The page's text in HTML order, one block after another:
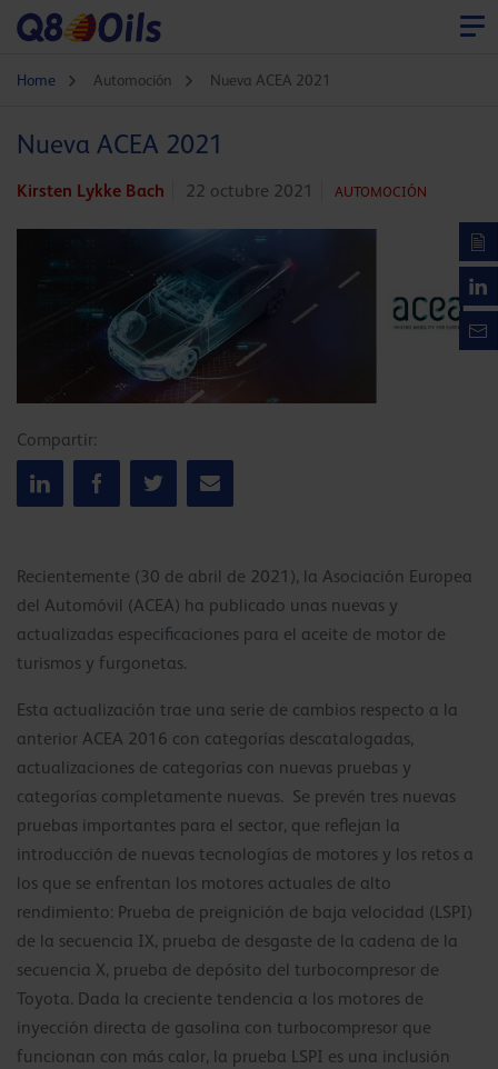
Home Automoción Nueva ACEA 2021
Nueva ACEA 2021
Kirsten Lykke Bach 22 octubre 2021 AUTOMOCIÓN
Compartir:
Recientemente (30 de abril de 2021), la Asociación Europea
del Automóvil (ACEA) ha publicado unas nuevas y
actualizadas especificaciones para el aceite de motor de
turismos y furgonetas.
Esta actualización trae una serie de cambios respecto a la
anterior ACEA 2016 con categorías descatalogadas,
actualizaciones de categorías con nuevas pruebas y
categorías completamente nuevas. Se prevén tres nuevas
pruebas importantes para el sector, que reflejan la
introducción de nuevas tecnologías de motores y los retos a
los que se enfrentan los motores actuales de alto
rendimiento: Prueba de preignición de baja velocidad (LSPI)
de la secuencia IX, prueba de desgaste de la cadena de la
secuencia X, prueba de depósito del turbocompresor de
Toyota. Dada la creciente tendencia a los motores de
inyección directa de gasolina con turbocompresor que
funcionan con más calor, la prueba LSPI es una inclusión